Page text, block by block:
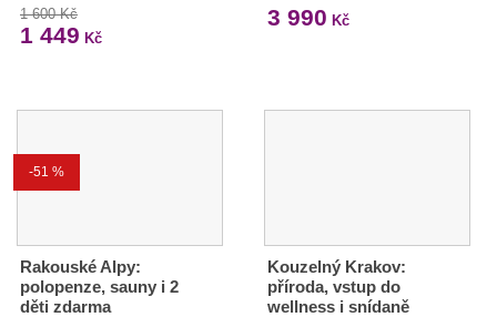
1 600 Kč
1 449 Kč
3 990 Kč
-51 %
Rakouské Alpy:
polopenze, sauny i 2
děti zdarma
Kouzelný Krakov:
příroda, vstup do
wellness i snídaně